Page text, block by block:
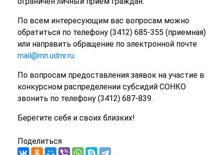
По всем интересующим вас вопросам можно
обратиться по телефону (3412) 685-355 (приемная)
или направить обращение по электронной почте
mail@mn.udmr.ru.
По вопросам предоставления заявок на участие в
конкурсном распределении субсидий СОНКО
звонить по телефону (3412) 687-839.
Берегите себя и своих близких!
Поделиться